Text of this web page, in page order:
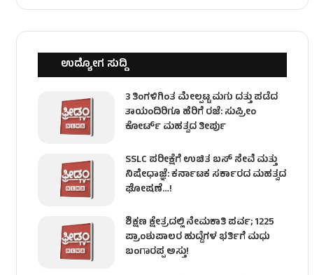
ಉದ್ಯೋಗ ಸುದ್ದಿ
3 ತಿಂಗಳಿಗಿಂತ ಮೇಲ್ಪಟ್ಟ ಮಗು ದತ್ತು ಪಡೆದ
ತಾಯಂದಿರಿಗೂ ಹೆರಿಗೆ ರಜೆ: ಸುಪ್ರೀಂ
ಕೋರ್ಟ್ ಮಹತ್ವದ ತೀರ್ಪು
SSLC ಪರೀಕ್ಷೆಗೆ ಉಚಿತ ಬಸ್ ಸೇವೆ ಮತ್ತು
ನಿಷೇಧಾಜ್ಞೆ: ಕರ್ನಾಟಕ ಸರ್ಕಾರದ ಮಹತ್ವದ
ಘೋಷಣೆ…!
ಶಿಕ್ಷಣ ಕ್ಷೇತ್ರದಲ್ಲಿ ನೇಮಕಾತಿ ಪರ್ವ; 1225
ಪ್ರಾಂಶುಪಾಲರ ಹುದ್ದೆಗಳ ಭರ್ತಿಗೆ ಮಧು
ಬಂಗಾರಪ್ಪ ಅಸ್ತು!